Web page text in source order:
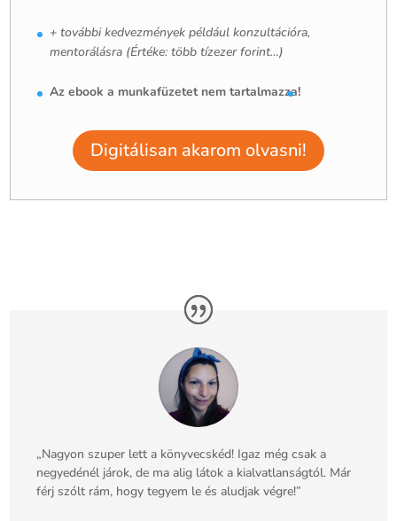
+ további kedvezmények például konzultációra,
mentorálásra (Értéke: több tízezer forint…)
Az ebook a munkafüzetet nem tartalmazza!
Digitálisan akarom olvasni!
„Nagyon szuper lett a könyvecskéd! Igaz még csak a
negyedénél járok, de ma alig látok a kialvatlanságtól. Már
férj szólt rám, hogy tegyem le és aludjak végre!”